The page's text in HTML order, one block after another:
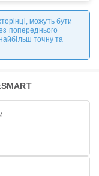
можуть бути
попереднього
точну та